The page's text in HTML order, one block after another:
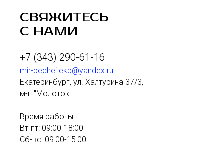
СВЯЖИТЕСЬ
С НАМИ
+7 (343) 290-61-16
mir-pechei.ekb@yandex.ru
Екатеринбург, ул. Халтурина 37/3,
м-н "Молоток"
Время работы:
Вт-пт: 09:00-18:00
Сб-вс: 09:00-15:00